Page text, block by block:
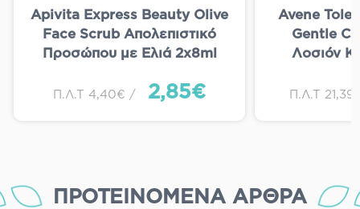
Apivita Express Beauty Olive
Face Scrub Απολεπιστικό
Προσώπου με Ελιά 2x8ml
Π.Λ.Τ 4,40€ / 2,85€
Avene
Gentle
Λοσιόν
&
Π.Λ.Τ
ΠΡΟΤΕΙΝΌΜΕΝΑ ΆΡΘΡΑ